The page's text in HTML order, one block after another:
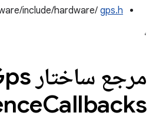
include/hardware/ gps.h
،
مرجع ساختار Gps
Callbacks